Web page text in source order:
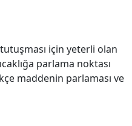
tutuşması için yeterli olan
parlama noktası
maddenin parlaması ve